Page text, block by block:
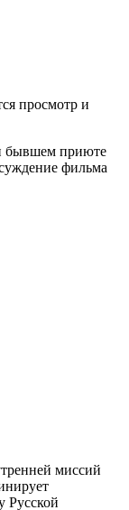
бывшем приюте
фильма
миссий
Русской